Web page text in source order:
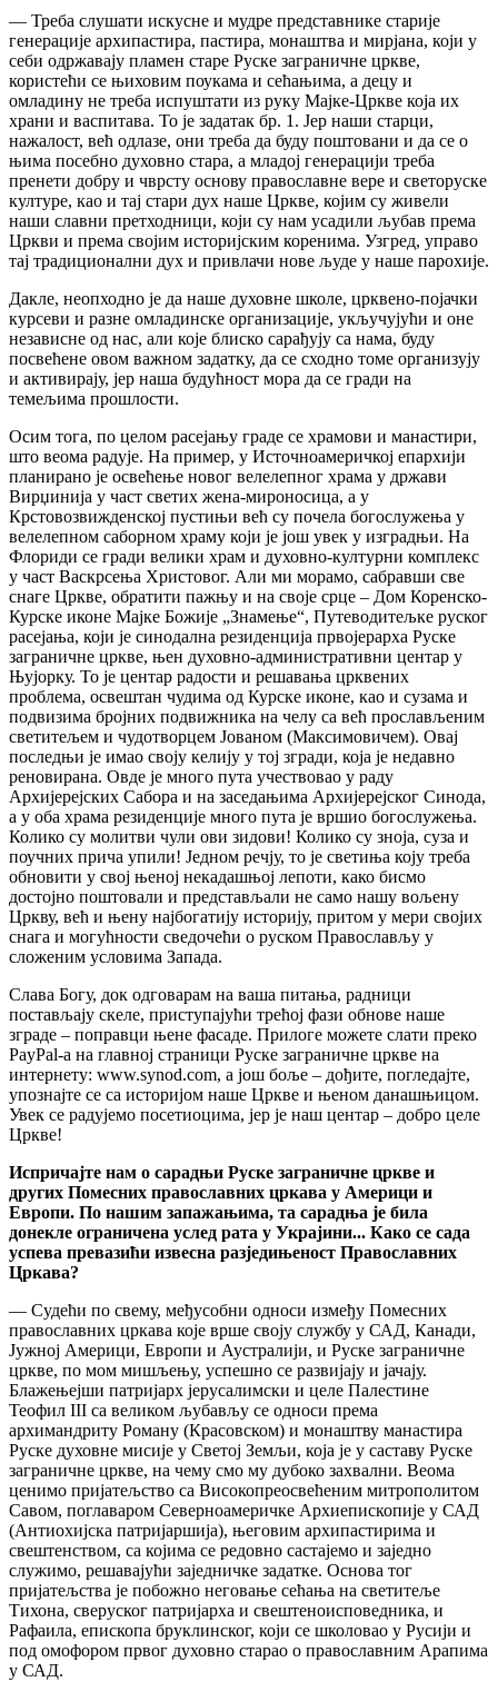
— Треба слушати искусне и мудре представнике старије
генерације архипастира, пастира, монаштва и мирјана, који у
себи одржавају пламен старе Руске заграничне цркве,
користећи се њиховим поукама и сећањима, а децу и
омладину не треба испуштати из руку Мајке-Цркве која их
храни и васпитава. То је задатак бр. 1. Јер наши старци,
нажалост, већ одлазе, они треба да буду поштовани и да се о
њима посебно духовно стара, а младој генерацији треба
пренети добру и чврсту основу православне вере и светоруске
културе, као и тај стари дух наше Цркве, којим су живели
наши славни претходници, који су нам усадили љубав према
Цркви и према својим историјским коренима. Узгред, управо
тај традиционални дух и привлачи нове људе у наше парохије.
Дакле, неопходно је да наше духовне школе, црквено-појачки
курсеви и разне омладинске организације, укључујући и оне
независне од нас, али које блиско сарађују са нама, буду
посвећене овом важном задатку, да се сходно томе организују
и активирају, јер наша будућност мора да се гради на
темељима прошлости.
Осим тога, по целом расејању граде се храмови и манастири,
што веома радује. На пример, у Источноамеричкој епархији
планирано је освећење новог велелепног храма у држави
Вирџинија у част светих жена-мироносица, а у
Крстовозвижденској пустињи већ су почела богослужења у
велелепном саборном храму који је још увек у изградњи. На
Флориди се гради велики храм и духовно-културни комплекс
у част Васкрсења Христовог. Али ми морамо, сабравши све
снаге Цркве, обратити пажњу и на своје срце – Дом Коренско-
Курске иконе Мајке Божије „Знамење“, Путеводитељке руског
расејања, који је синодална резиденција првојерарха Руске
заграничне цркве, њен духовно-административни центар у
Њујорку. То је центар радости и решавања црквених
проблема, освештан чудима од Курске иконе, као и сузама и
подвизима бројних подвижника на челу са већ прослављеним
светитељем и чудотворцем Јованом (Максимовичем). Овај
последњи је имао своју келију у тој згради, која је недавно
реновирана. Овде је много пута учествовао у раду
Архијерејских Сабора и на заседањима Архијерејског Синода,
а у оба храма резиденције много пута је вршио богослужења.
Колико су молитви чули ови зидови! Колико су зноја, суза и
поучних прича упили! Једном речју, то је светиња коју треба
обновити у свој њеној некадашњој лепоти, како бисмо
достојно поштовали и представљали не само нашу вољену
Цркву, већ и њену најбогатију историју, притом у мери својих
снага и могућности сведочећи о руском Православљу у
сложеним условима Запада.
Слава Богу, док одговарам на ваша питања, радници
постављају скеле, приступајући трећој фази обнове наше
зграде – поправци њене фасаде. Прилоге можете слати преко
PayPal-а на главној страници Руске заграничне цркве на
интернету: www.synod.com, а још боље – дођите, погледајте,
упознајте се са историјом наше Цркве и њеном данашњицом.
Увек се радујемо посетиоцима, јер је наш центар – добро целе
Цркве!
Испричајте нам о сарадњи Руске заграничне цркве и
других Помесних православних цркава у Америци и
Европи. По нашим запажањима, та сарадња је била
донекле ограничена услед рата у Украјини... Како се сада
успева превазићи извесна разједињеност Православних
Цркава?
— Судећи по свему, међусобни односи између Помесних
православних цркава које врше своју службу у САД, Канади,
Јужној Америци, Европи и Аустралији, и Руске заграничне
цркве, по мом мишљењу, успешно се развијају и јачају.
Блажењејши патријарх јерусалимски и целе Палестине
Теофил III са великом љубављу се односи према
архимандриту Роману (Красовском) и монаштву манастира
Руске духовне мисије у Светој Земљи, која је у саставу Руске
заграничне цркве, на чему смо му дубоко захвални. Веома
ценимо пријатељство са Високопреосвећеним митрополитом
Савом, поглаваром Северноамеричке Архиепископије у САД
(Антиохијска патријаршија), његовим архипастирима и
свештенством, са којима се редовно састајемо и заједно
служимо, решавајући заједничке задатке. Основа тог
пријатељства је побожно неговање сећања на светитеље
Тихона, сверуског патријарха и свештеноисповедника, и
Рафаила, епископа бруклинског, који се школовао у Русији и
под омофором првог духовно старао о православним Арапима
у САД.